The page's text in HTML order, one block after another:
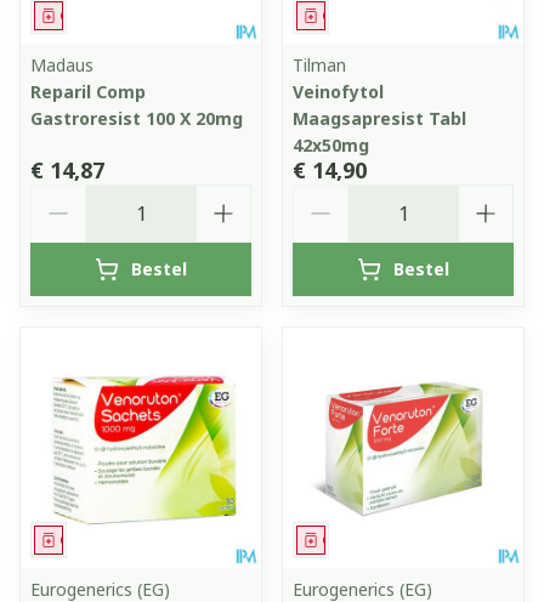
Geneesmiddel
Madaus
Reparil Comp
Gastroresist 100 X 20mg
€ 14,87
Bestel
Geneesmiddel
Tilman
Veinofytol
Maagsapresist Tabl
42x50mg
€ 14,90
Bestel
Geneesmiddel
Eurogenerics (EG)
Geneesmiddel
Eurogenerics (EG)